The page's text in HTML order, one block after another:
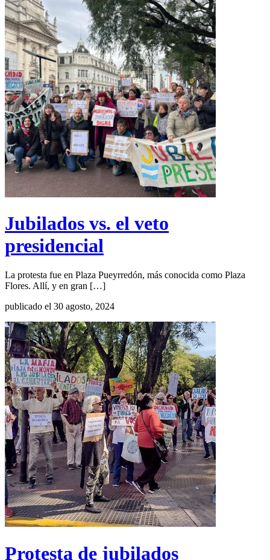
Jubilados vs. el veto
presidencial
La protesta fue en Plaza Pueyrredón, más conocida como Plaza
Flores. Allí, y en gran […]
publicado el 30 agosto, 2024
Protesta de jubilados